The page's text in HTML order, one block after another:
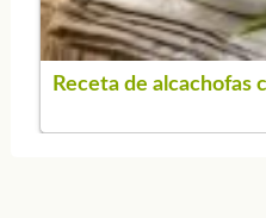
Receta de alcachofas